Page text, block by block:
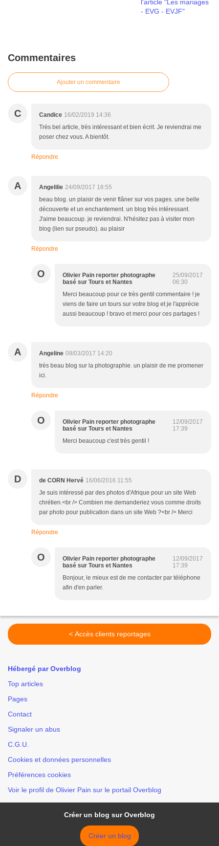
Commentaires
Ajouter un commentaire
C Candice 16/02/2019 14:36
Très bel article, très intéressant et bien écrit. Je reviendrai me
poser chez vous. A bientôt.
Répondre
A Angelilie 24/09/2017 18:55
beau blog. un plaisir de venir flâner sur vos pages. une belle
découverte et un enchantement. un blog très intéressant.
J'aime beaucoup. je reviendrai. N'hésitez pas à visiter mon
blog (lien sur pseudo). au plaisir
Répondre
O
Olivier Pain reporter photographe
basé sur Tours et Nantes
25/09/2017
06:30
Merci beaucoup pour ce très gentil commentaire ! je
viens de faire un tours sur votre blog et je l'apprécie
aussi beaucoup ! bravo et merci pour ces partages !
A Angeline 09/03/2017 14:20
très beau blog sur la photographie. un plaisir de me promener
ici.
Répondre
O
Olivier Pain reporter photographe
basé sur Tours et Nantes
12/09/2017
17:39
Merci beaucoup c'est très gentil !
D de CORN Hervé 16/06/2016 11:55
Je suis intéressé par des photos d'Afrique pour un site Web
chrétien.<br /> Combien me demanderiez vous comme droits
par photo pour publication dans un site Web ?<br /> Merci
Répondre
O
Olivier Pain reporter photographe
basé sur Tours et Nantes
12/09/2017
17:39
Bonjour, le mieux est de me contacter par téléphone
afin d'en parler.
< Accès clients reportages
Hébergé par Overblog
Top articles
Pages
Contact
Signaler un abus
C.G.U.
Cookies et données personnelles
Préférences cookies
Voir le profil de Olivier Pain sur le portail Overblog
Créer un blog sur Overblog
Créer un blog